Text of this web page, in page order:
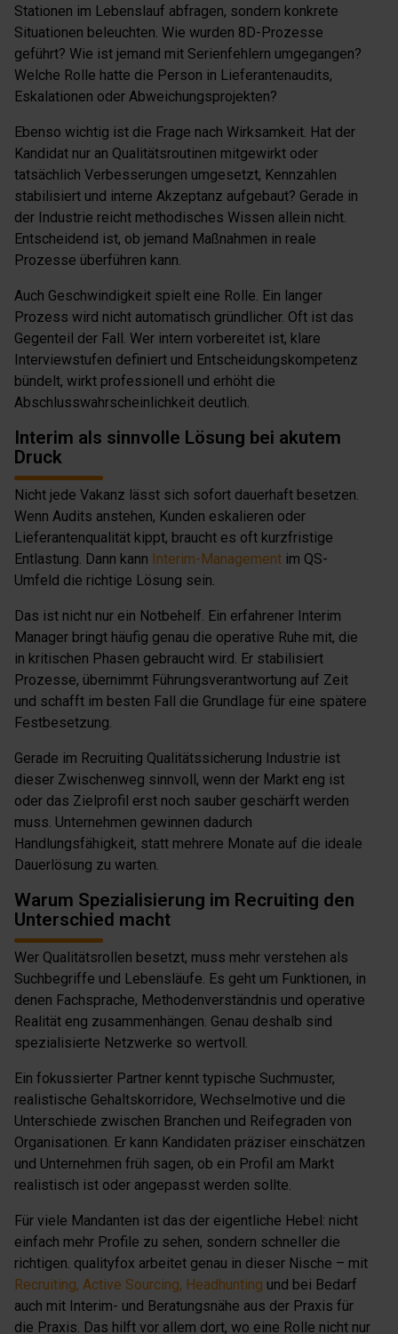
Stationen im Lebenslauf abfragen, sondern konkrete
Situationen beleuchten. Wie wurden 8D-Prozesse
geführt? Wie ist jemand mit Serienfehlern umgegangen?
Welche Rolle hatte die Person in Lieferantenaudits,
Eskalationen oder Abweichungsprojekten?
Ebenso wichtig ist die Frage nach Wirksamkeit. Hat der
Kandidat nur an Qualitätsroutinen mitgewirkt oder
tatsächlich Verbesserungen umgesetzt, Kennzahlen
stabilisiert und interne Akzeptanz aufgebaut? Gerade in
der Industrie reicht methodisches Wissen allein nicht.
Entscheidend ist, ob jemand Maßnahmen in reale
Prozesse überführen kann.
Auch Geschwindigkeit spielt eine Rolle. Ein langer
Prozess wird nicht automatisch gründlicher. Oft ist das
Gegenteil der Fall. Wer intern vorbereitet ist, klare
Interviewstufen definiert und Entscheidungskompetenz
bündelt, wirkt professionell und erhöht die
Abschlusswahrscheinlichkeit deutlich.
Interim als sinnvolle Lösung bei akutem
Druck
Nicht jede Vakanz lässt sich sofort dauerhaft besetzen.
Wenn Audits anstehen, Kunden eskalieren oder
Lieferantenqualität kippt, braucht es oft kurzfristige
Entlastung. Dann kann Interim-Management im QS-
Umfeld die richtige Lösung sein.
Das ist nicht nur ein Notbehelf. Ein erfahrener Interim
Manager bringt häufig genau die operative Ruhe mit, die
in kritischen Phasen gebraucht wird. Er stabilisiert
Prozesse, übernimmt Führungsverantwortung auf Zeit
und schafft im besten Fall die Grundlage für eine spätere
Festbesetzung.
Gerade im Recruiting Qualitätssicherung Industrie ist
dieser Zwischenweg sinnvoll, wenn der Markt eng ist
oder das Zielprofil erst noch sauber geschärft werden
muss. Unternehmen gewinnen dadurch
Handlungsfähigkeit, statt mehrere Monate auf die ideale
Dauerlösung zu warten.
Warum Spezialisierung im Recruiting den
Unterschied macht
Wer Qualitätsrollen besetzt, muss mehr verstehen als
Suchbegriffe und Lebensläufe. Es geht um Funktionen, in
denen Fachsprache, Methodenverständnis und operative
Realität eng zusammenhängen. Genau deshalb sind
spezialisierte Netzwerke so wertvoll.
Ein fokussierter Partner kennt typische Suchmuster,
realistische Gehaltskorridore, Wechselmotive und die
Unterschiede zwischen Branchen und Reifegraden von
Organisationen. Er kann Kandidaten präziser einschätzen
und Unternehmen früh sagen, ob ein Profil am Markt
realistisch ist oder angepasst werden sollte.
Für viele Mandanten ist das der eigentliche Hebel: nicht
einfach mehr Profile zu sehen, sondern schneller die
richtigen. qualityfox arbeitet genau in dieser Nische – mit
Recruiting, Active Sourcing, Headhunting und bei Bedarf
auch mit Interim- und Beratungsnähe aus der Praxis für
die Praxis. Das hilft vor allem dort, wo eine Rolle nicht nur